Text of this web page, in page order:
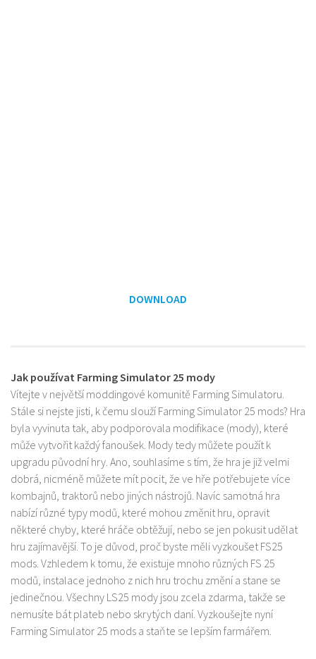
DOWNLOAD
Jak používat Farming Simulator 25 mody
Vítejte v největší moddingové komunitě Farming Simulatoru.
Stále si nejste jisti, k čemu slouží Farming Simulator 25 mods? Hra
byla vyvinuta tak, aby podporovala modifikace (mody), které
může vytvořit každý fanoušek. Mody tedy můžete použít k
upgradu původní hry. Ano, souhlasíme s tím, že hra je již velmi
dobrá, nicméně můžete mít pocit, že ve hře potřebujete více
kombajnů, traktorů nebo jiných nástrojů. Navíc samotná hra
nabízí různé typy modů, které mohou změnit hru, opravit
některé chyby, které hráče obtěžují, nebo se jen pokusit udělat
hru zajímavější. To je důvod, proč byste měli vyzkoušet FS25
mods. Vzhledem k tomu, že existuje mnoho různých FS 25
modů, instalace jednoho z nich hru trochu změní a stane se
jedinečnou. Všechny LS25 mody jsou zcela zdarma, takže se
nemusíte bát plateb nebo skrytých daní. Vyzkoušejte nyní
Farming Simulator 25 mods a staňte se lepším farmářem.